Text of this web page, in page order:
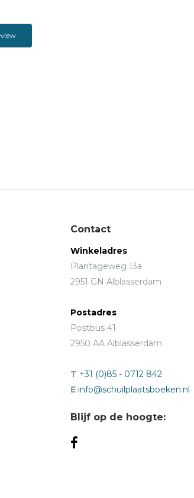
Contact
Winkeladres
Plantageweg 13a
2951 GN Alblasserdam
Postadres
Postbus 41
2950 AA Alblasserdam
T +31 (0)85 - 0712 842
E info@schuilplaatsboeken.nl
Blijf op de hoogte: